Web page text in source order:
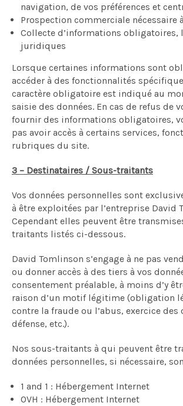
navigation, de vos préférences et
Prospection commerciale nécessaire
Collecte d’informations obligatoires,
juridiques
Lorsque certaines informations sont
accéder à des fonctionnalités
caractère obligatoire est indiqué au
saisie des données. En cas de refus de
fournir des informations obligatoires,
pas avoir accès à certains services,
rubriques du site.
3 – Destinataires / Sous-traitants
Vos données personnelles sont
à être exploitées par l’entreprise David
Cependant elles peuvent être
traitants listés ci-dessous.
David Tomlinson s’engage à ne pas
ou donner accès à des tiers à vos
consentement préalable, à moins d’y
raison d’un motif légitime (obligation
contre la fraude ou l’abus, exercice des
défense, etc.).
Nos sous-traitants à qui peuvent être
données personnelles, si nécessaire,
1 and 1 : Hébergement Internet
OVH : Hébergement Internet